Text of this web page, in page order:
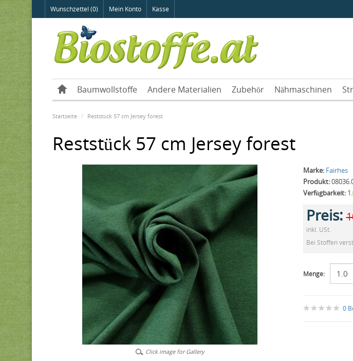
Wunschzettel (0) Mein Konto Kasse
Baumwollstoffe Andere Materialien Zubehör Nähmaschinen
Startseite Reststück 57 cm Jersey forest
Reststück 57 cm Jersey forest
Click image for Gallery
Marke: Fairhes
Produkt:
Verfügbarkeit:
Preis:
inkl. USt.
Bei Stoffen
Menge:
0